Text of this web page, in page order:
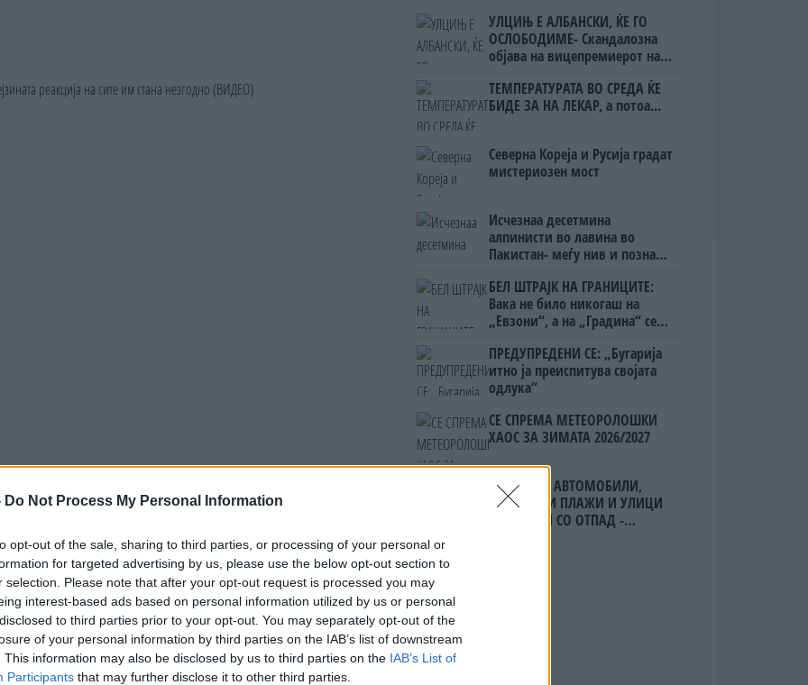
Do Not Process My Personal Information
opt-out of the sale, sharing to third parties, or processing of your personal or
for targeted advertising by us, please use the below opt-out section to
selection. Please note that after your opt-out request is processed you may
interest-based ads based on personal information utilized by us or personal
to third parties prior to your opt-out. You may separately opt-out of the
of your personal information by third parties on the IAB’s list of downstream
This information may also be disclosed by us to third parties on the IAB’s List of
Participants that may further disclose it to other third parties.
водителката Савана Гатри ги соочи
непријатна дебата во која Лопезжестоко ја
својата претстојна романтична комедија
високо рангирана режисерка со строга
која против своја волја се заљубува во
на нејзината фирма.
УЛЦИЊ Е АЛБАНСКИ, ЌЕ ГО
ОСЛОБОДИМЕ- Скандалозна
објава на вицепремиерот на
ТЕМПЕРАТУРАТА ВО СРЕДА ЌЕ
БИДЕ ЗА НА ЛЕКАР, а потоа...
Северна Кореја и Русија градат
мистериозен мост
Исчезнаа десетмина
алпинисти во лавина во
Пакистан- меѓу нив и познат
БЕЛ ШТРАЈК НА ГРАНИЦИТЕ:
Вака не било никогаш на
„Евзони“, а на „Градина“ се
ПРЕДУПРЕДЕНИ СЕ: „Бугарија
итно ја преиспитува својата
одлука“
СЕ СПРЕМА МЕТЕОРОЛОШКИ
ХАОС ЗА ЗИМАТА 2026/2027
ИЗГОРЕНИ АВТОМОБИЛИ,
ЗАТВОРЕНИ ПЛАЖИ И УЛИЦИ
ПРЕПОЛНИ СО ОТПАД -